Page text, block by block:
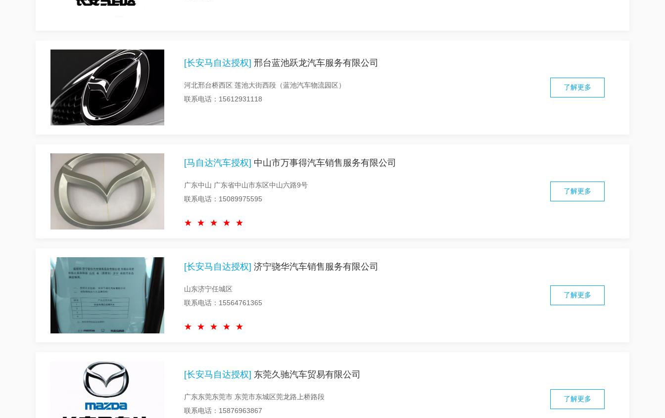
[长安马自达授权] 邢台蓝池跃龙汽车服务有限公司
河北邢台桥西区 莲池大街西段（蓝池汽车物流园区）
联系电话：15612931118
了解更多
[马自达汽车授权] 中山市万事得汽车销售服务有限公司
广东中山 广东省中山市东区中山六路9号
联系电话：15089975595
了解更多
[长安马自达授权] 济宁骁华汽车销售服务有限公司
山东济宁任城区
联系电话：15564761365
了解更多
[长安马自达授权] 东莞久驰汽车贸易有限公司
广东东莞东莞市 东莞市东城区莞龙路上桥路段
联系电话：15876963867
了解更多